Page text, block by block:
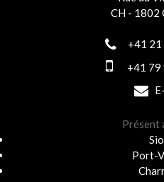
CH - 1802
+41
+41 79
E-
Présent
Port-